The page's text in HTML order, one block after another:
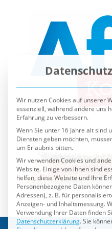
Wir nutzen Cookies auf unserer
Erfahrung zu verbessern.
um Erlaubnis bitten.
Wir verwenden Cookies und
Website. Einige von ihnen sind
helfen, diese Website und Ihre
Personenbezogene Daten
Adressen), z. B. für
Anzeigen- und Inhaltsmessung.
Verwendung Ihrer Daten finden
Datenschutzerklärung.Sie
Einstellungen widerrufen oder
Es folgt eine Liste der
Essenziell
Externe Medien